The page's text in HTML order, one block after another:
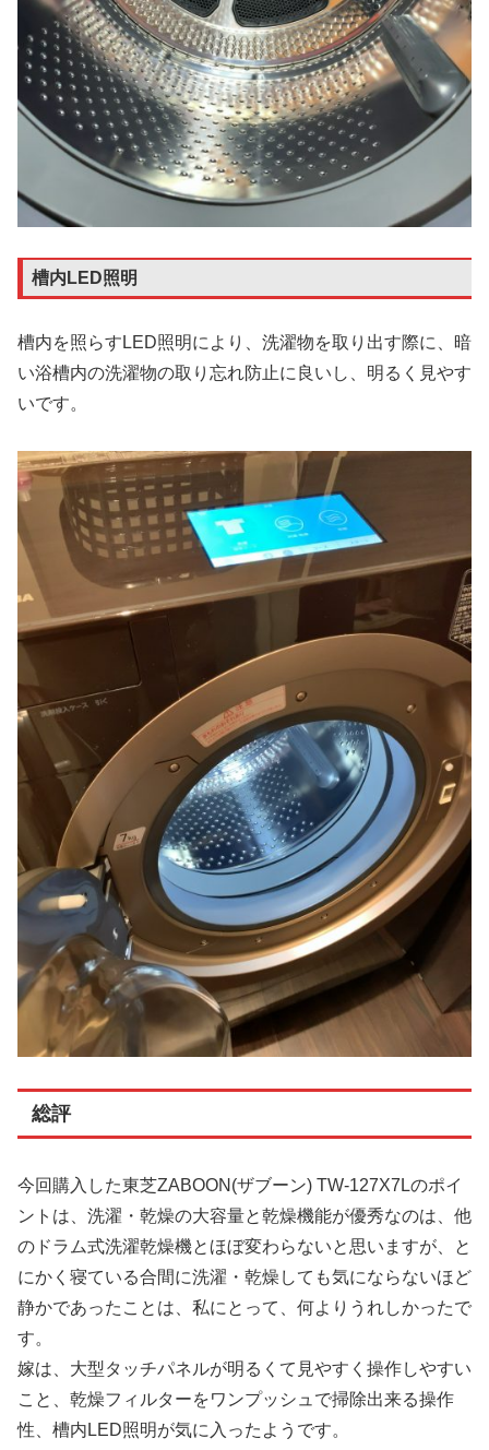
槽内LED照明
槽内を照らすLED照明により、洗濯物を取り出す際に、暗
い浴槽内の洗濯物の取り忘れ防止に良いし、明るく見やす
いです。
総評
今回購入した東芝ZABOON(ザブーン) TW-127X7Lのポイ
ントは、洗濯・乾燥の大容量と乾燥機能が優秀なのは、他
のドラム式洗濯乾燥機とほぼ変わらないと思いますが、と
にかく寝ている合間に洗濯・乾燥しても気にならないほど
静かであったことは、私にとって、何よりうれしかったで
す。
嫁は、大型タッチパネルが明るくて見やすく操作しやすい
こと、乾燥フィルターをワンプッシュで掃除出来る操作
性、槽内LED照明が気に入ったようです。